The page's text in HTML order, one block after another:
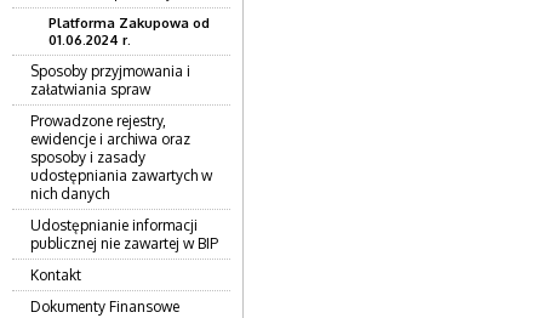
Platforma Zakupowa od
01.06.2024 r.
Sposoby przyjmowania i
załatwiania spraw
Prowadzone rejestry,
ewidencje i archiwa oraz
sposoby i zasady
udostępniania zawartych w
nich danych
Udostępnianie informacji
publicznej nie zawartej w BIP
Kontakt
Dokumenty Finansowe